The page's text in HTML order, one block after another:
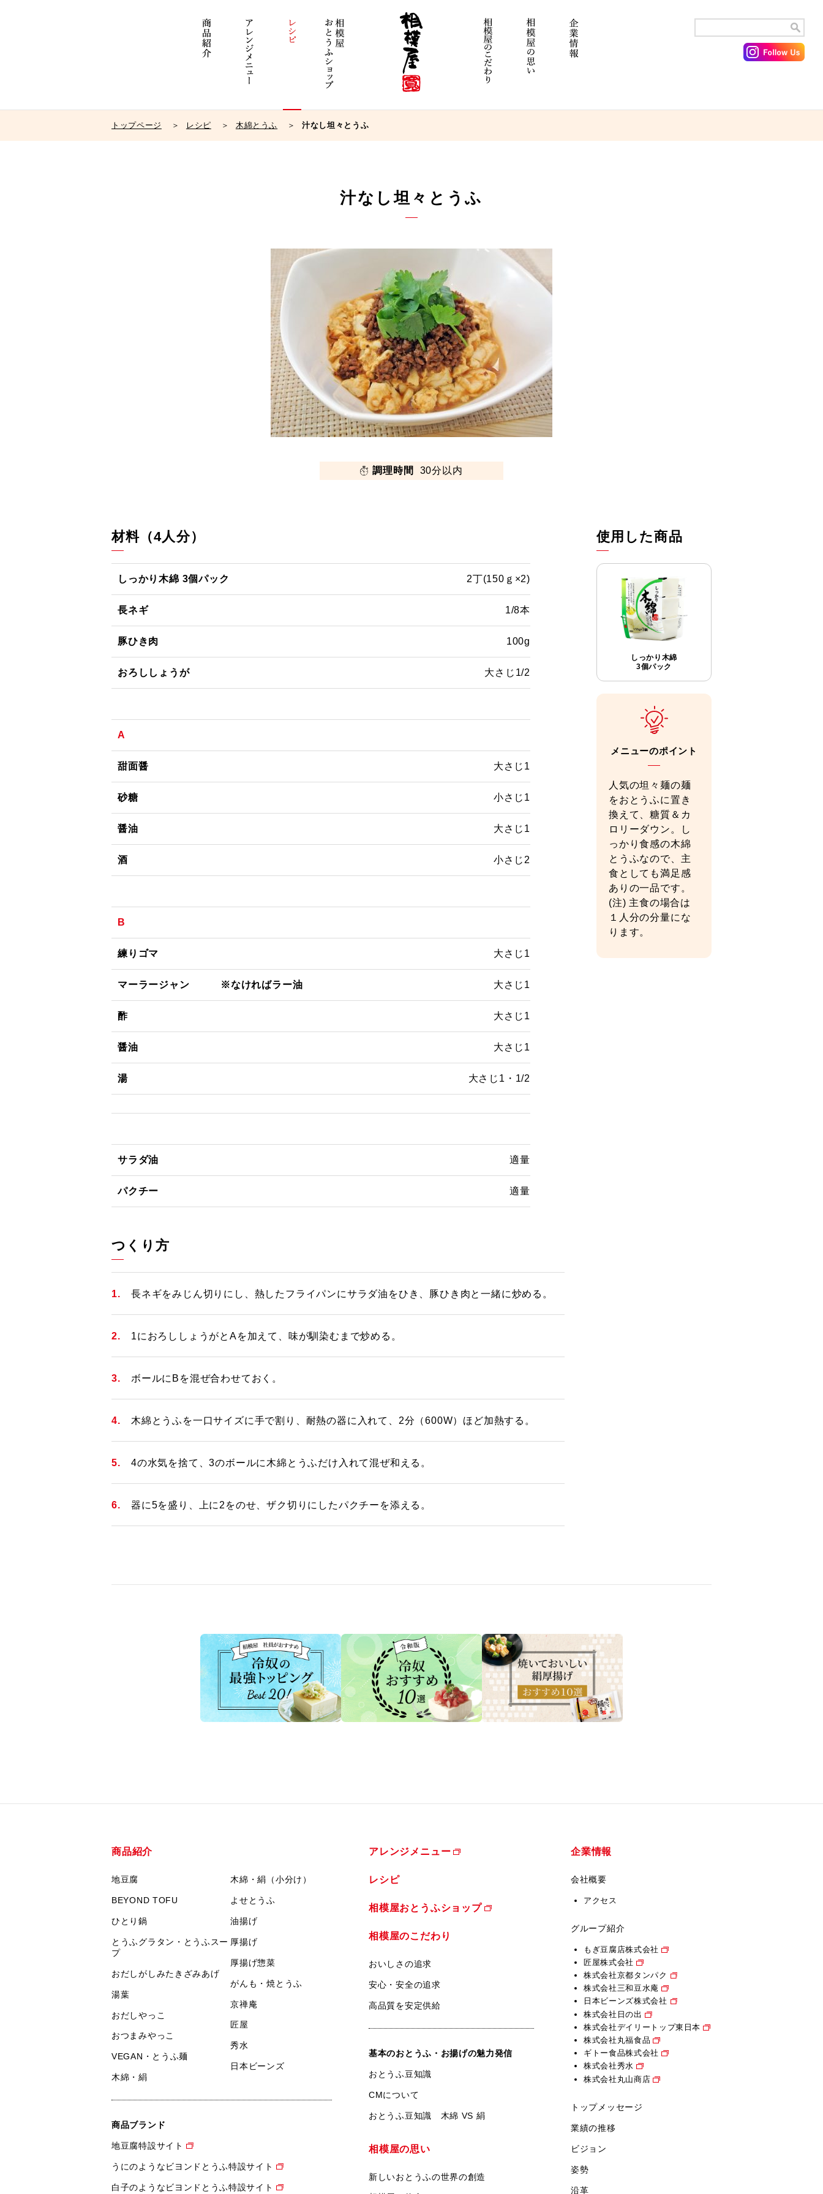
トップページ レシピ 木綿とうふ 汁なし坦々とうふ
汁なし坦々とうふ
調理時間 30分以内
材料（4人分）
しっかり木綿 3個パック 2丁(150ｇ×2)
長ネギ 1/8本
豚ひき肉 100g
おろししょうが 大さじ1/2
A
甜面醤 大さじ1
砂糖 小さじ1
醤油 大さじ1
酒 小さじ2
B
練りゴマ 大さじ1
マーラージャン ※なければラー油 大さじ1
酢 大さじ1
醤油 大さじ1
湯 大さじ1・1/2
サラダ油 適量
パクチー 適量
つくり方
長ネギをみじん切りにし、熱したフライパンにサラダ油をひき、豚ひき肉と一緒に炒める。
1におろししょうがとAを加えて、味が馴染むまで炒める。
ボールにBを混ぜ合わせておく。
木綿とうふを一口サイズに手で割り、耐熱の器に入れて、2分（600W）ほど加熱する。
4の水気を捨て、3のボールに木綿とうふだけ入れて混ぜ和える。
器に5を盛り、上に2をのせ、ザク切りにしたパクチーを添える。
使用した商品
しっかり木綿
3個パック
メニューのポイント
人気の坦々麺の麺
をおとうふに置き
換えて、糖質＆カ
ロリーダウン。し
っかり食感の木綿
とうふなので、主
食としても満足感
ありの一品です。
(注) 主食の場合は
１人分の分量にな
ります。
商品紹介
地豆腐
BEYOND TOFU
ひとり鍋
とうふグラタン・とうふスー
プ
おだしがしみたきざみあげ
湯葉
おだしやっこ
おつまみやっこ
VEGAN・とうふ麺
木綿・絹
木綿・絹（小分け）
よせとうふ
油揚げ
厚揚げ
厚揚げ惣菜
がんも・焼とうふ
京禅庵
匠屋
秀水
日本ビーンズ
商品ブランド
地豆腐特設サイト
うにのようなビヨンドとうふ特設サイト
白子のようなビヨンドとうふ特設サイト
アレンジメニュー
レシピ
相模屋おとうふショップ
相模屋のこだわり
おいしさの追求
安心・安全の追求
高品質を安定供給
基本のおとうふ・お揚げの魅力発信
おとうふ豆知識
CMについて
おとうふ豆知識 木綿 VS 絹
相模屋の思い
新しいおとうふの世界の創造
企業情報
会社概要
アクセス
グループ紹介
もぎ豆腐店株式会社
匠屋株式会社
株式会社京都タンパク
株式会社三和豆水庵
日本ビーンズ株式会社
株式会社日の出
株式会社デイリートップ東日本
株式会社丸福食品
ギトー食品株式会社
株式会社秀水
株式会社丸山商店
トップメッセージ
業績の推移
ビジョン
姿勢
沿革